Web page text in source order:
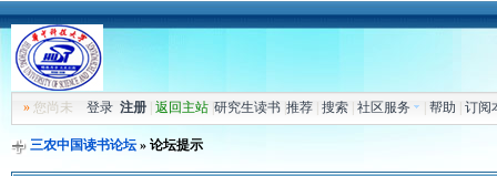
»您尚未 登录 注册| 返回主站| 研究生读书| 推荐| 搜索| 社区服务 帮助 订阅
三农中国读书论坛» 论坛提示